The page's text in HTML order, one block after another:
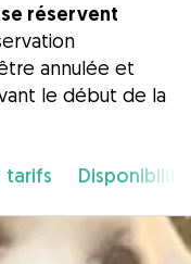
réservent
annulée et
le début de la
tarifs Disponibilité